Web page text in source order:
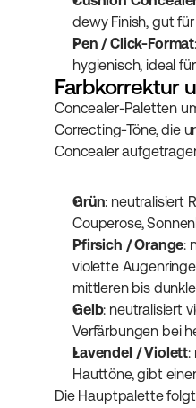
dewy Finish, gut
Pen / Click-Format
hygienisch, ideal
Farbkorrektur
Concealer-Paletten
Correcting-Töne, die
Concealer
Grün: neutralisiert
Couperose,
Pfirsich / Orange:
violette
mittleren bis
Gelb: neutralisiert
Verfärbungen bei
Lavendel / Violett:
Hauttöne, gibt
Die Hauptpalette